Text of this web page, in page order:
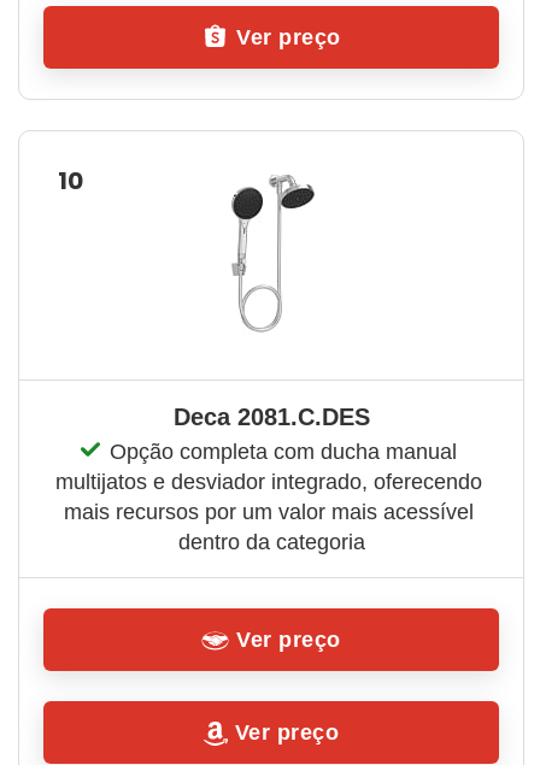
Ver preço
10
Deca 2081.C.DES
Opção completa com ducha manual
multijatos e desviador integrado, oferecendo
mais recursos por um valor mais acessível
dentro da categoria
Ver preço
Ver preço